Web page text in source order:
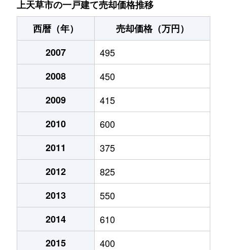
上天草市の一戸建て売却価格推移
西暦（年）
売却価格（万円）
2007
495
2008
450
2009
415
2010
600
2011
375
2012
825
2013
550
2014
610
2015
400